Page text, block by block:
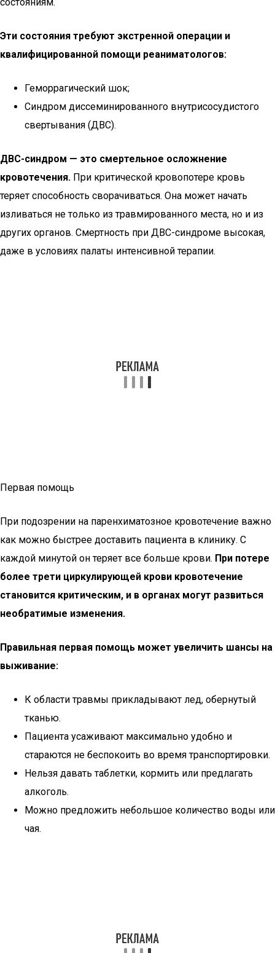
Эти состояния требуют экстренной операции и
квалифицированной помощи реаниматологов:
Геморрагический шок;
Синдром диссеминированного внутрисосудистого
свертывания (ДВС).
ДВС-синдром — это смертельное осложнение
кровотечения. При критической кровопотере кровь
теряет способность сворачиваться. Она может начать
изливаться не только из травмированного места, но и из
других органов. Смертность при ДВС-синдроме высокая,
даже в условиях палаты интенсивной терапии.
Первая помощь
При подозрении на паренхиматозное кровотечение важно
как можно быстрее доставить пациента в клинику. С
каждой минутой он теряет все больше крови. При потере
более трети циркулирующей крови кровотечение
становится критическим, и в органах могут развиться
необратимые изменения.
Правильная первая помощь может увеличить шансы на
выживание:
К области травмы прикладывают лед, обернутый
тканью.
Пациента усаживают максимально удобно и
стараются не беспокоить во время транспортировки.
Нельзя давать таблетки, кормить или предлагать
алкоголь.
Можно предложить небольшое количество воды или
чая.